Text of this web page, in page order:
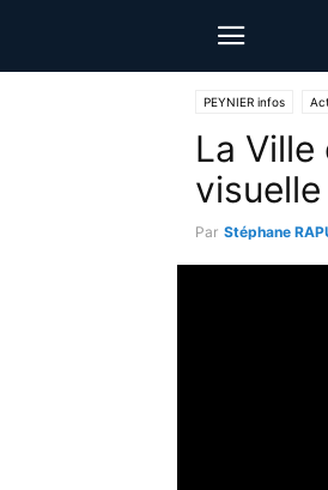
PEYNIER infos
La
visuelle
Par Stéphane